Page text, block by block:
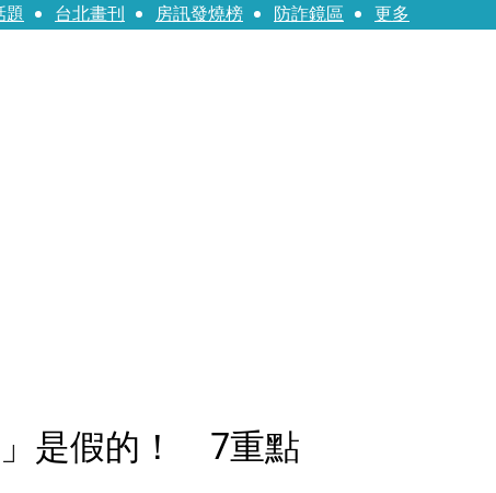
藥華藥：財務、業務無重大影響
題 台北畫刊 房訊發燒榜 防詐鏡區 更多
是假的！ 7重點